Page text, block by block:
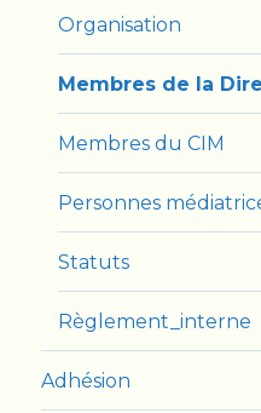
Organisation
Membres de la
Membres du CIM
Personnes
Statuts
Règlement_interne
Adhésion